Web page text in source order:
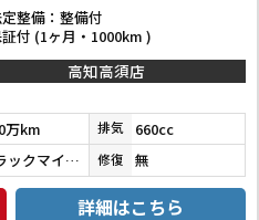
整備：整備付
付 (1ヶ月・1000km )
高知高須店
万km 排気 660cc
ブラックマイカメタリック 修復 無
詳細はこちら